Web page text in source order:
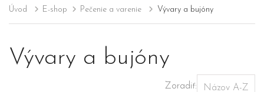
Úvod E-shop Pečenie a varenie Vývary a bujóny
Vývary a bujóny
Zoradiť: